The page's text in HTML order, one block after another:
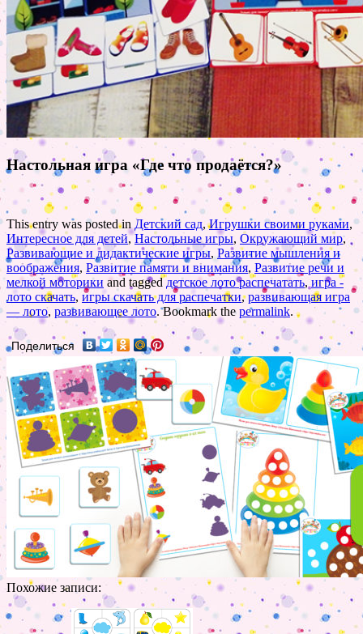
Настольная игра «Где что продаётся?»
This entry was posted in Детский сад,Игрушки своими руками,
Интересное для детей,Настольные игры, Окружающий мир,
Развивающие и дидактические игры, Развитие мышления и
воображения, Развитие памяти и внимания,Развитие речи и
мелкой моторики and taggedдетское лото распечатать,игра -
лото скачать, игры скачать для распечатки,развивающая игра
— лото, развивающее лото. Bookmark thepermalink.
Поделиться
Похожие записи: